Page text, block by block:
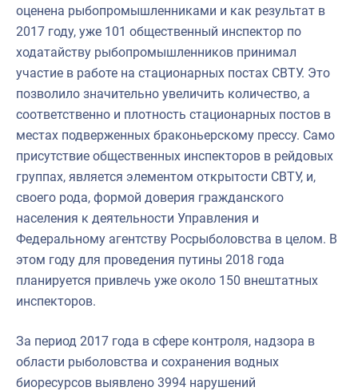
оценена рыбопромышленниками и как результат в
2017 году, уже 101 общественный инспектор по
ходатайству рыбопромышленников принимал
участие в работе на стационарных постах СВТУ. Это
позволило значительно увеличить количество, а
соответственно и плотность стационарных постов в
местах подверженных браконьерскому прессу. Само
присутствие общественных инспекторов в рейдовых
группах, является элементом открытости СВТУ, и,
своего рода, формой доверия гражданского
населения к деятельности Управления и
Федеральному агентству Росрыболовства в целом. В
этом году для проведения путины 2018 года
планируется привлечь уже около 150 внештатных
инспекторов.
За период 2017 года в сфере контроля, надзора в
области рыболовства и сохранения водных
биоресурсов выявлено 3994 нарушений